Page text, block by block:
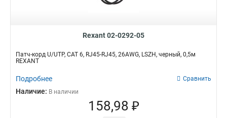
Rexant 02-0292-05
Патч-корд U/UTP, CAT 6, RJ45-RJ45, 26AWG, LSZH, черный, 0,5м
REXANT
Подробнее Сравнить
Наличие: В наличии
158,98 ₽